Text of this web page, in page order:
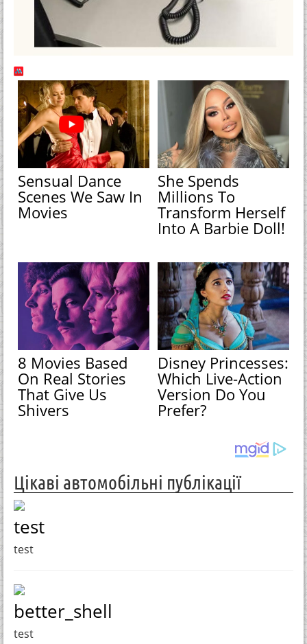
Sensual Dance
Scenes We Saw In
Movies
She Spends
Millions To
Transform Herself
Into A Barbie Doll!
8 Movies Based
On Real Stories
That Give Us
Shivers
Disney Princesses:
Which Live-Action
Version Do You
Prefer?
Цікаві автомобільні публікації
test
test
better_shell
test